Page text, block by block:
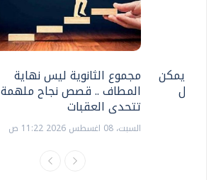
مجموع الثانوية ليس نهاية
المطاف .. قصص نجاح ملهمة
تتحدى العقبات
السبت، 08 اغسطس 2026 11:22 ص
.. هل يمكن
نتعامل